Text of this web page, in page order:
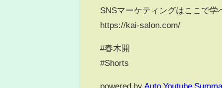
SNSマーケティングはここで学
https://kai-salon.com/​
#春木開
#Shorts
powered by Auto Youtube